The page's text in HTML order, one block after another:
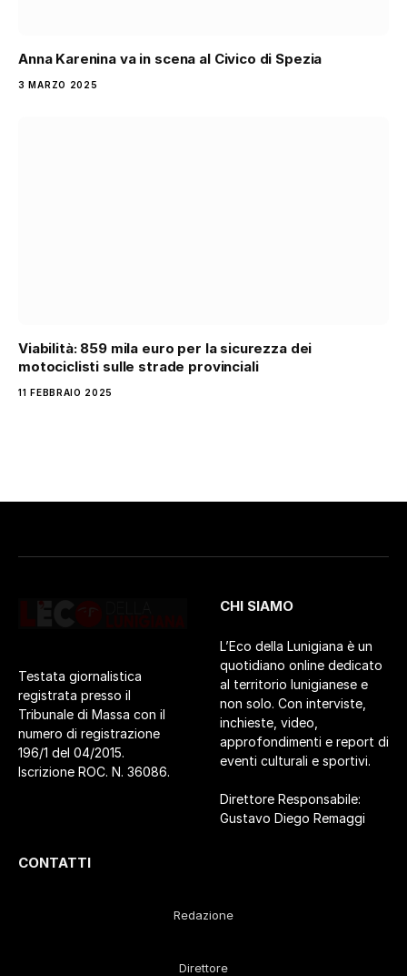
Anna Karenina va in scena al Civico di Spezia
3 MARZO 2025
Viabilità: 859 mila euro per la sicurezza dei
motociclisti sulle strade provinciali
11 FEBBRAIO 2025
Testata giornalistica
registrata presso il
Tribunale di Massa con il
numero di registrazione
196/1 del 04/2015.
Iscrizione ROC. N. 36086.
CHI SIAMO
L’Eco della Lunigiana è un
quotidiano online dedicato
al territorio lunigianese e
non solo. Con interviste,
inchieste, video,
approfondimenti e report di
eventi culturali e sportivi.
Direttore Responsabile:
Gustavo Diego Remaggi
CONTATTI
Redazione
Direttore